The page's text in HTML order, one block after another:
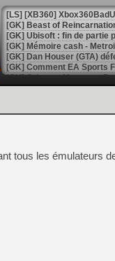
[GK] Beast of
[GK] Ubisoft : fin de partie
[GK] Mémoire cash -
[GK] Dan Houser (GTA)
[GK] Comment EA Sports
[GK] Crimson Moon : un
[GK] Isle of Reveries : le
[GK] Moonlighter 2 : The
[GK] Capcom relance
[Mo5] Deux inédits du
[GK] Le beat'em up The
[GK] Endless Legend 2 :
[LS] [PS5] Le WebKit
tous les émulateurs